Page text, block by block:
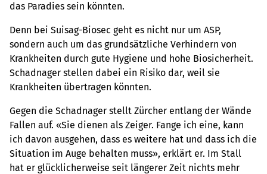
das Paradies sein könnten.
Denn bei Suisag-Biosec geht es nicht nur um ASP,
sondern auch um das grundsätzliche Verhindern von
Krankheiten durch gute Hygiene und hohe Biosicherheit.
Schadnager stellen dabei ein Risiko dar, weil sie
Krankheiten übertragen könnten.
Gegen die Schadnager stellt Zürcher entlang der Wände
Fallen auf. «Sie dienen als Zeiger. Fange ich eine, kann
ich davon ausgehen, dass es weitere hat und dass ich die
Situation im Auge behalten muss», erklärt er. Im Stall
hat er glücklicherweise seit längerer Zeit nichts mehr